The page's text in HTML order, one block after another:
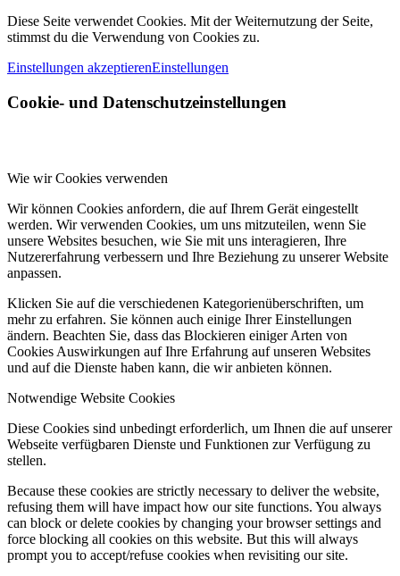
Diese Seite verwendet Cookies. Mit der Weiternutzung der Seite,
stimmst du die Verwendung von Cookies zu.
Einstellungen akzeptierenEinstellungen
Cookie- und Datenschutzeinstellungen
Wie wir Cookies verwenden
Wir können Cookies anfordern, die auf Ihrem Gerät eingestellt
werden. Wir verwenden Cookies, um uns mitzuteilen, wenn Sie
unsere Websites besuchen, wie Sie mit uns interagieren, Ihre
Nutzererfahrung verbessern und Ihre Beziehung zu unserer Website
anpassen.
Klicken Sie auf die verschiedenen Kategorienüberschriften, um
mehr zu erfahren. Sie können auch einige Ihrer Einstellungen
ändern. Beachten Sie, dass das Blockieren einiger Arten von
Cookies Auswirkungen auf Ihre Erfahrung auf unseren Websites
und auf die Dienste haben kann, die wir anbieten können.
Notwendige Website Cookies
Diese Cookies sind unbedingt erforderlich, um Ihnen die auf unserer
Webseite verfügbaren Dienste und Funktionen zur Verfügung zu
stellen.
Because these cookies are strictly necessary to deliver the website,
refusing them will have impact how our site functions. You always
can block or delete cookies by changing your browser settings and
force blocking all cookies on this website. But this will always
prompt you to accept/refuse cookies when revisiting our site.